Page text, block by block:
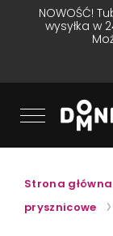
NOWOŚĆ!
wysyłka w
Strona główna
prysznicowe